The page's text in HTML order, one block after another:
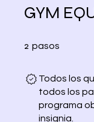
GYM
2 pasos
Todos los
todos los
programa
insignia.